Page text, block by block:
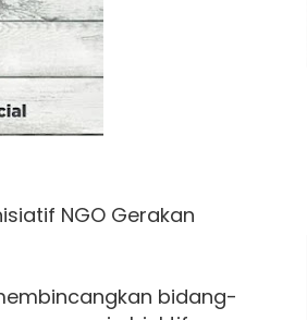
NGO Gerakan
bidang-